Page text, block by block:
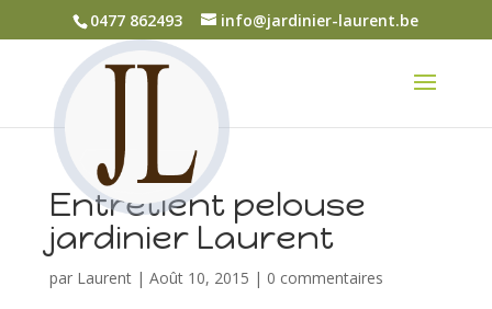
0477 862493 info@jardinier-laurent.be
Entretient pelouse
jardinier Laurent
par Laurent| Août 10, 2015 | 0 commentaires